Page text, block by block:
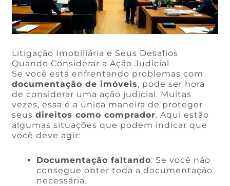
Litigação Imobiliária e Seus Desafios
Quando Considerar a Ação Judicial
Se você está enfrentando problemas com
documentação de imóveis, pode ser hora
de considerar uma ação judicial. Muitas
vezes, essa é a única maneira de proteger
seusdireitos como comprador. Aqui estão
algumas situações que podem indicar que
você deve agir:
Documentação faltando: Se você não
consegue obter toda a documentação
necessária.